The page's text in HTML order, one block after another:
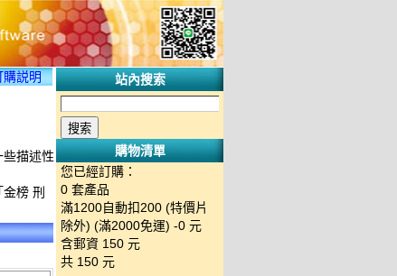
購説明
描述性
榜 刑
站內搜索
購物清單
您已經訂購：
0 套產品
滿1200自動扣200 (特價片
除外) (滿2000免運) -0 元
含郵資 150 元
共 150 元